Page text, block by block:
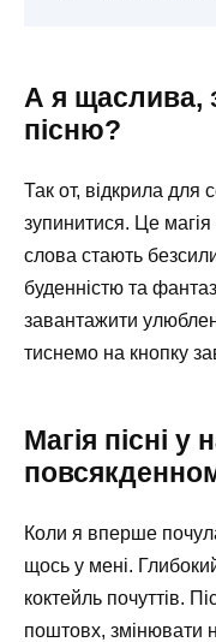
А я щаслива,
пісню?
Так от, відкрила
зупинитися. Це магія
слова стають
буденністю та
завантажити
тиснемо на кнопку
Магія пісні у
Коли я вперше
щось у мені.
коктейль почуттів.
поштовх, змінювати